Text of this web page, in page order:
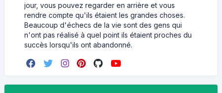
jour, vous pouvez regarder en arrière et vous
rendre compte qu'ils étaient les grandes choses.
Beaucoup d'échecs de la vie sont des gens qui
n'ont pas réalisé à quel point ils étaient proches du
succès lorsqu'ils ont abandonné.